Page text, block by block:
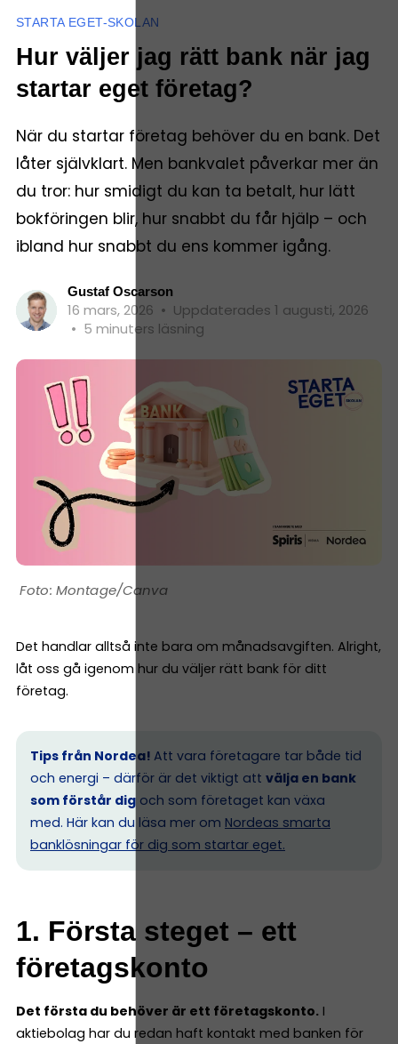
STARTA EGET-SKOLAN
Hur väljer jag rätt bank när jag
startar eget företag?
När du startar företag behöver du en bank. Det
låter självklart. Men bankvalet påverkar mer än
du tror: hur smidigt du kan ta betalt, hur lätt
bokföringen blir, hur snabbt du får hjälp – och
ibland hur snabbt du ens kommer igång.
Gustaf Oscarson
16 mars, 2026 • Uppdaterades 1 augusti, 2026
• 5 minuters läsning
Montage/Canva
Det handlar alltså inte bara om månadsavgiften. Alright,
låt oss gå igenom hur du väljer rätt bank för ditt
företag.
Tips från Nordea! Att vara företagare tar både tid
och energi – därför är det viktigt att välja en bank
som förstår dig och som företaget kan växa
med. Här kan du läsa mer om Nordeas smarta
banklösningar för dig som startar eget.
1. Första steget – ett
företagskonto
Det första du behöver är ett företagskonto. I
aktiebolag har du redan haft kontakt med banken för